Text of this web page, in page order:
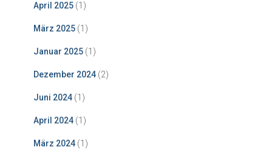
April 2025 (1)
März 2025 (1)
Januar 2025 (1)
Dezember 2024 (2)
Juni 2024 (1)
April 2024 (1)
März 2024 (1)